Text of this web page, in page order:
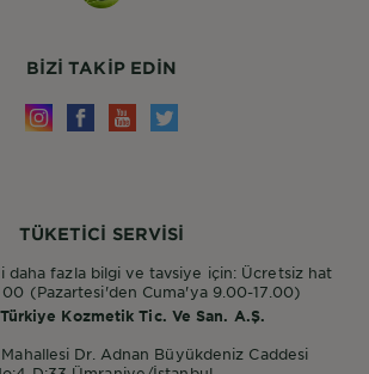
TÜKETİCİ SERVİSİ
daha fazla bilgi ve tavsiye için: Ücretsiz hat
(Pazartesi'den Cuma'ya 9.00-17.00)
Kozmetik Tic. Ve San. A.Ş.
Dr. Adnan Büyükdeniz Caddesi
BIZI TAKIP EDIN